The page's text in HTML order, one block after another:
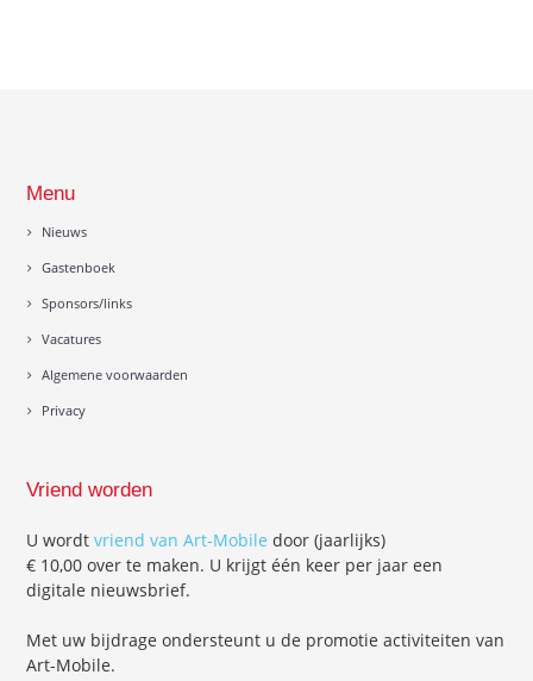
Menu
Nieuws
Gastenboek
Sponsors/links
Vacatures
Algemene voorwaarden
Privacy
Vriend worden
U wordtvriend van Art-Mobile door (jaarlijks)
€ 10,00 over te maken. U krijgt één keer per jaar een
digitale nieuwsbrief.
Met uw bijdrage ondersteunt u de promotie activiteiten van
Art-Mobile.